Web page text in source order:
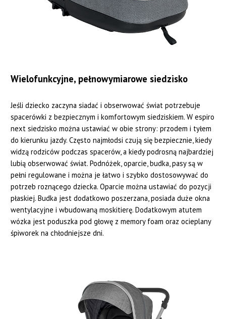
Wielofunkcyjne, pełnowymiarowe siedzisko
Jeśli dziecko zaczyna siadać i obserwować świat potrzebuje
spacerówki z bezpiecznym i komfortowym siedziskiem. W espiro
next siedzisko można ustawiać w obie strony: przodem i tyłem
do kierunku jazdy. Często najmłodsi czują się bezpiecznie, kiedy
widzą rodziców podczas spacerów, a kiedy podrosną najbardziej
lubią obserwować świat. Podnóżek, oparcie, budka, pasy są w
pełni regulowane i można je łatwo i szybko dostosowywać do
potrzeb roznącego dziecka. Oparcie można ustawiać do pozycji
płaskiej. Budka jest dodatkowo poszerzana, posiada duże okna
wentylacyjne i wbudowaną moskitierę. Dodatkowym atutem
wózka jest poduszka pod głowę z memory foam oraz ocieplany
śpiworek na chłodniejsze dni.